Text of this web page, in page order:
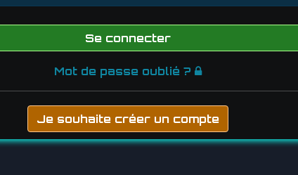
Se connecter
Mot de passe oublié ?
Je souhaite créer un compte